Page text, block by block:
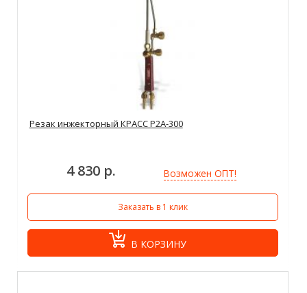
Резак инжекторный КРАСС Р2А-300
4 830 р. Возможен ОПТ!
Заказать в 1 клик
В КОРЗИНУ